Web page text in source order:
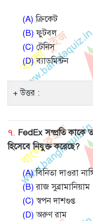
(A)ক্রিকেট
(B)ফুটবল
(C) টেনিস
(D)ব্যাডমিন্টন
উত্তর :
৭. FedEx সম্প্রতি কাকে
হিসেবে নিযুক্ত করেছে?
(A)বিনিতা দাওরা
(B)রাজ সুব্রামানিয়াম
(C)স্বপন দাশগুপ্ত
(D)অরুণ রাম